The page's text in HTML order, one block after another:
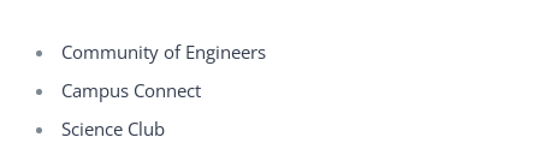
Community of Engineers
Campus Connect
Science Club